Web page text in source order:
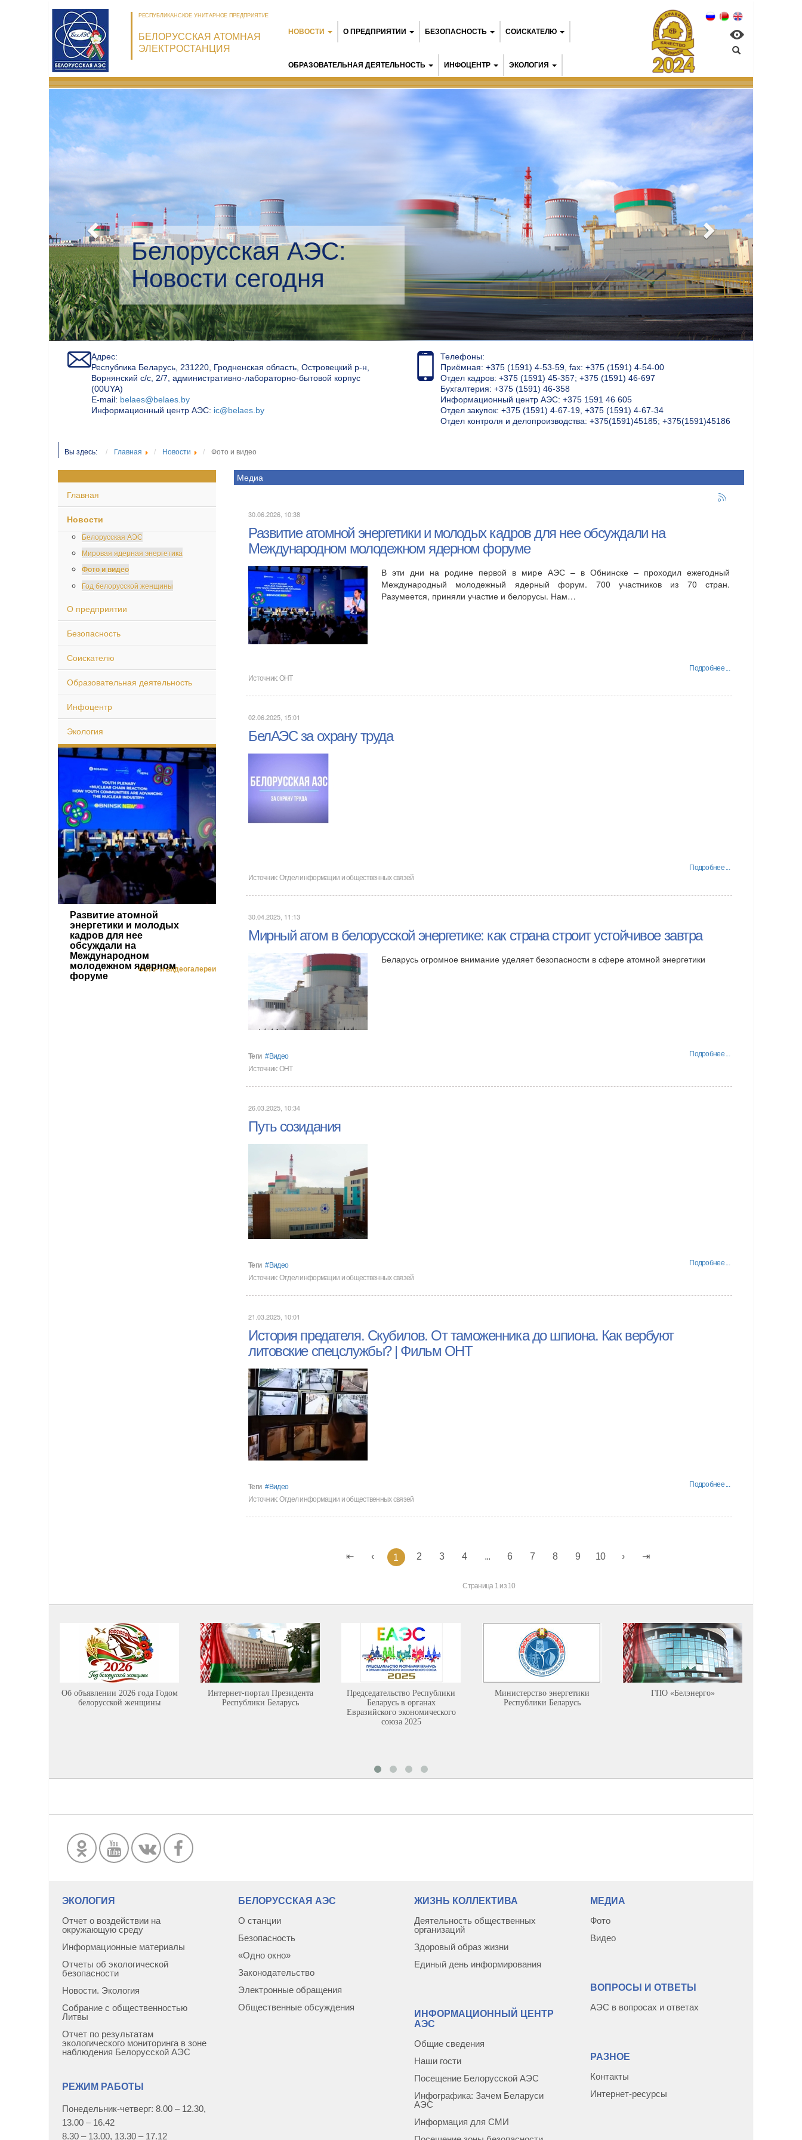
РЕСПУБЛИКАНСКОЕ УНИТАРНОЕ ПРЕДПРИЯТИЕ
БЕЛОРУССКАЯ АТОМНАЯ
ЭЛЕКТРОСТАНЦИЯ
НОВОСТИ О ПРЕДПРИЯТИИ БЕЗОПАСНОСТЬ СОИСКАТЕЛЮ
ОБРАЗОВАТЕЛЬНАЯ ДЕЯТЕЛЬНОСТЬ ИНФОЦЕНТР ЭКОЛОГИЯ
Белорусская АЭС:
Экологический менеджмент
Адрес:
Республика Беларусь, 231220, Гродненская область, Островецкий р-н,
Ворнянский с/с, 2/7, административно-лабораторно-бытовой корпус
(00UYA)
Е-mail: belaes@belaes.by
Информационный центр АЭС: ic@belaes.by
Телефоны:
Приёмная: +375 (1591) 4-53-59, fax: +375 (1591) 4-54-00
Отдел кадров: +375 (1591) 45-357; +375 (1591) 46-697
Бухгалтерия: +375 (1591) 46-358
Информационный центр АЭС: +375 1591 46 605
Отдел закупок: +375 (1591) 4-67-19, +375 (1591) 4-67-34
Отдел контроля и делопроизводства: +375(1591)45185; +375(1591)45186
Вы здесь: Главная Новости Фото и видео
Главная
Новости
Белорусская АЭС
Мировая ядерная энергетика
Фото и видео
Год белорусской женщины
О предприятии
Безопасность
Соискателю
Образовательная деятельность
Инфоцентр
Экология
Развитие атомной
энергетики и молодых
кадров для нее
обсуждали на
Международном
молодежном ядерном
форуме
Фото- и видеогалереи
Медиа
30.06.2026, 10:38
Развитие атомной энергетики и молодых кадров для нее обсуждали на
Международном молодежном ядерном форуме
В эти дни на родине первой в мире АЭС – в Обнинске – проходил ежегодный
Международный молодежный ядерный форум. 700 участников из 70 стран.
Разумеется, приняли участие и белорусы. Нам…
Подробнее ...
Источник:ОНТ
02.06.2025, 15:01
БелАЭС за охрану труда
Подробнее ...
Источник:Отдел информации и общественных связей
30.04.2025, 11:13
Мирный атом в белорусской энергетике: как страна строит устойчивое завтра
Беларусь огромное внимание уделяет безопасности в сфере атомной энергетики
Теги Видео
Подробнее ...
Источник:ОНТ
26.03.2025, 10:34
Путь созидания
Теги Видео
Подробнее ...
Источник:Отдел информации и общественных связей
21.03.2025, 10:01
История предателя. Скубилов. От таможенника до шпиона. Как вербуют
литовские спецслужбы? | Фильм ОНТ
Теги Видео
Подробнее ...
Источник:Отдел информации и общественных связей
1 2 3 4 6 7 8 9 10
Страница 1 из 10
Об объявлении 2026 года Годом
белорусской женщины
Интернет-портал Президента
Республики Беларусь
Председательство Республики
Беларусь в органах
Евразийского экономического
союза 2025
Министерство энергетики
Республики Беларусь
ГПО «Белэнерго»
ЭКОЛОГИЯ
Отчет о воздействии на
окружающую среду
Информационные материалы
Отчеты об экологической
безопасности
Новости. Экология
Собрание с общественностью
Литвы
Отчет по результатам
экологического мониторинга в зоне
наблюдения Белорусской АЭС
РЕЖИМ РАБОТЫ
Понедельник-четверг: 8.00 – 12.30,
13.00 – 16.42
8.30 – 13.00, 13.30 – 17.12
БЕЛОРУССКАЯ АЭС
О станции
Безопасность
«Одно окно»
Законодательство
Электронные обращения
Общественные обсуждения
ЖИЗНЬ КОЛЛЕКТИВА
Деятельность общественных
организаций
Здоровый образ жизни
Единый день информирования
ИНФОРМАЦИОННЫЙ ЦЕНТР
АЭС
Общие сведения
Наши гости
Посещение Белорусской АЭС
Инфографика: Зачем Беларуси
АЭС
Информация для СМИ
МЕДИА
Фото
Видео
ВОПРОСЫ И ОТВЕТЫ
АЭС в вопросах и ответах
РАЗНОЕ
Контакты
Интернет-ресурсы